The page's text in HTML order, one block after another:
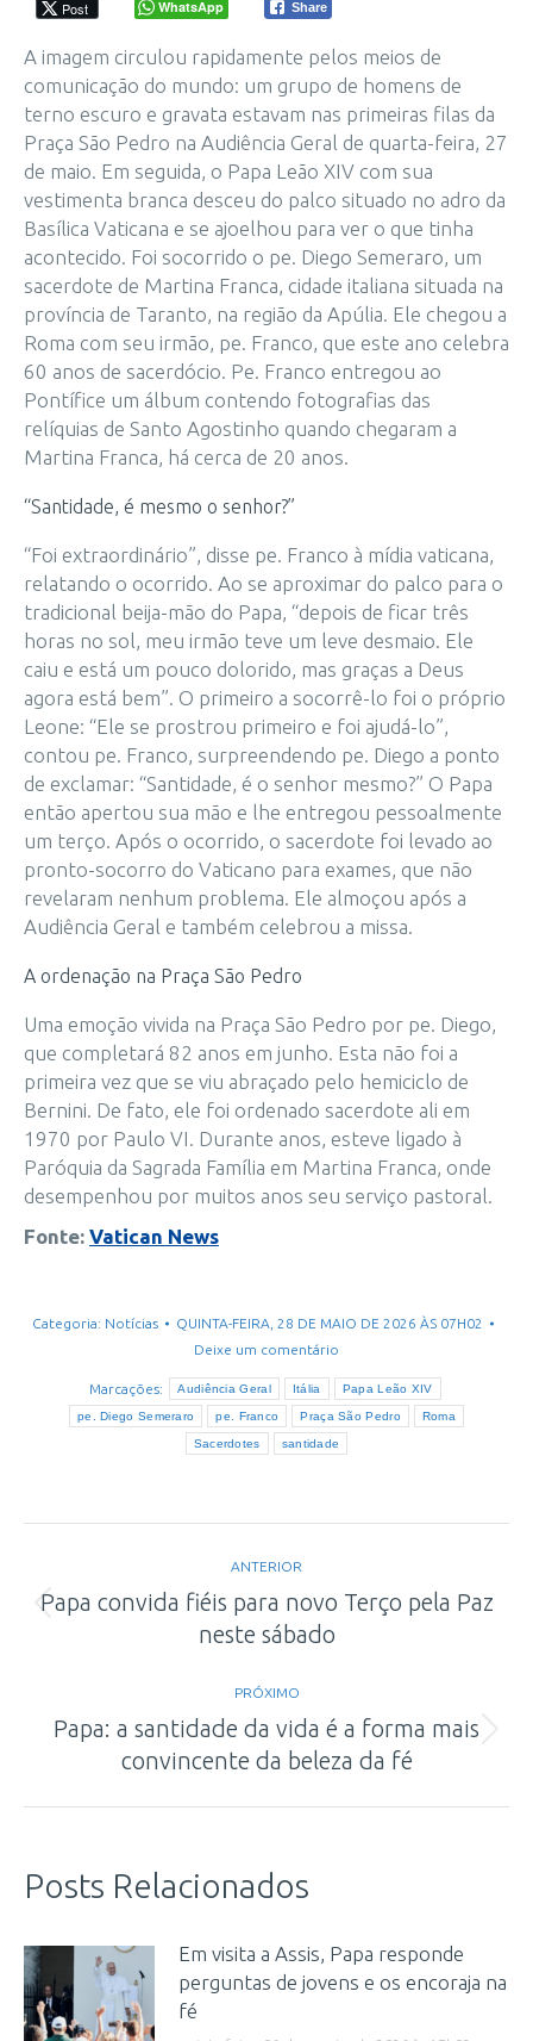
Post WhatsApp Share
A imagem circulou rapidamente pelos meios de
comunicação do mundo: um grupo de homens de
terno escuro e gravata estavam nas primeiras filas da
Praça São Pedro na Audiência Geral de quarta-feira, 27
de maio. Em seguida, o Papa Leão XIV com sua
vestimenta branca desceu do palco situado no adro da
Basílica Vaticana e se ajoelhou para ver o que tinha
acontecido. Foi socorrido o pe. Diego Semeraro, um
sacerdote de Martina Franca, cidade italiana situada na
província de Taranto, na região da Apúlia. Ele chegou a
Roma com seu irmão, pe. Franco, que este ano celebra
60 anos de sacerdócio. Pe. Franco entregou ao
Pontífice um álbum contendo fotografias das
relíquias de Santo Agostinho quando chegaram a
Martina Franca, há cerca de 20 anos.
“Santidade, é mesmo o senhor?”
“Foi extraordinário”, disse pe. Franco à mídia vaticana,
relatando o ocorrido. Ao se aproximar do palco para o
tradicional beija-mão do Papa, “depois de ficar três
horas no sol, meu irmão teve um leve desmaio. Ele
caiu e está um pouco dolorido, mas graças a Deus
agora está bem”. O primeiro a socorrê-lo foi o próprio
Leone: “Ele se prostrou primeiro e foi ajudá-lo”,
contou pe. Franco, surpreendendo pe. Diego a ponto
de exclamar: “Santidade, é o senhor mesmo?” O Papa
então apertou sua mão e lhe entregou pessoalmente
um terço. Após o ocorrido, o sacerdote foi levado ao
pronto-socorro do Vaticano para exames, que não
revelaram nenhum problema. Ele almoçou após a
Audiência Geral e também celebrou a missa.
A ordenação na Praça São Pedro
Uma emoção vivida na Praça São Pedro por pe. Diego,
que completará 82 anos em junho. Esta não foi a
primeira vez que se viu abraçado pelo hemiciclo de
Bernini. De fato, ele foi ordenado sacerdote ali em
1970 por Paulo VI. Durante anos, esteve ligado à
Paróquia da Sagrada Família em Martina Franca, onde
desempenhou por muitos anos seu serviço pastoral.
Fonte: Vatican News
Categoria: Notícias
QUINTA-FEIRA, 28 DE MAIO DE 2026 ÀS 07H02
Deixe um comentário
Marcações: Audiência Geral Itália Papa Leão XIV
pe. Diego Semeraro pe. Franco Praça São Pedro Roma
Sacerdotes santidade
de
ANTERIOR
Post
anterior:
Papa convida fiéis para novo Terço pela Paz
neste sábado
PRÓXIMO
Próximo
post:
Papa: a santidade da vida é a forma mais
convincente da beleza da fé
Posts Relacionados
Em visita a Assis, Papa responde
perguntas de jovens e os encoraja na
fé